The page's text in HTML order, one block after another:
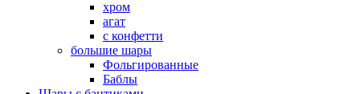
хром
агат
с конфетти
большие шары
Фольгированные
Баблы